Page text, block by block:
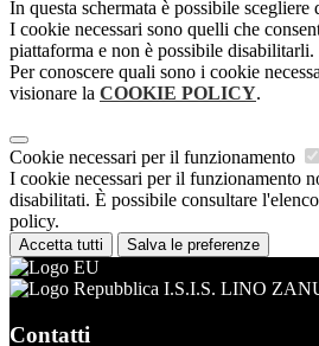
In questa schermata è possibile
I cookie necessari sono quelli che
piattaforma e non è possibile disabilitarli.
Per conoscere quali sono i cookie
visionare la COOKIE POLICY.
Cookie necessari per il funzionamento
I cookie necessari per il funzionamento
disabilitati. È possibile consultare
policy.
Accetta tutti Salva le preferenze
I.S.I.S. LINO
Contatti